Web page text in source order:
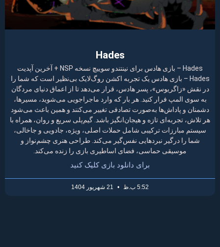
Hades
Hades – بازی هادس برای نینتندو سوییچ نسخه NSP + آخرین آپدیت
Hades – بازی هادس یک تجربه اکشن روگ‌لایک بی‌نظیر است که شما را
در نقش «زاگریوس»، پسر هادس، قرار می‌دهد تا از اعماق دنیای مردگان
به سوی المپ فرار کنید. هر بار که وارد ماجراجویی می‌شوید، مسیرها،
دشمنان و پاداش‌ها به‌صورت تصادفی تغییر می‌کنند و همین باعث می‌شود
هر تلاش، تجربه‌ای تازه و هیجان‌انگیز باشد. گیم‌پلی سریع و روان، همراه با
سیستم مبارزات ترکیبی شامل حملات اصلی، ویژه، جادویی و جاخالی،
شما را درگیر نبردهایی نفس‌گیر می‌کند. طراحی هنری چشم‌نواز و
موسیقی حماسی، فضای اساطیری بازی را زنده می‌کند.
برای دانلود بازی کلیک کنید
5:52 ب.ظ